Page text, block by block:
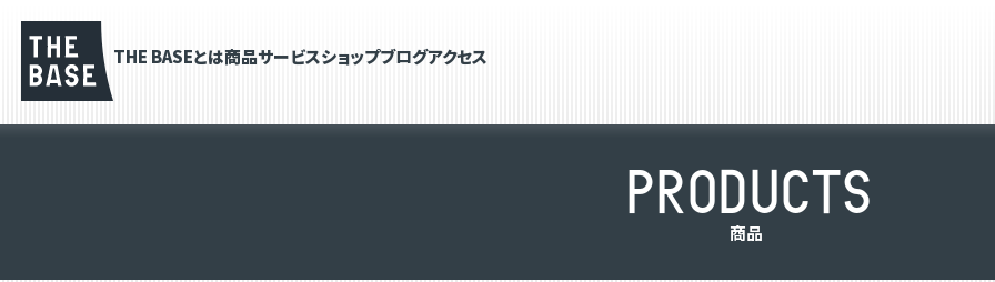
THE BASEとは商品サービスショップブログアクセス
PRODUCTS
商品